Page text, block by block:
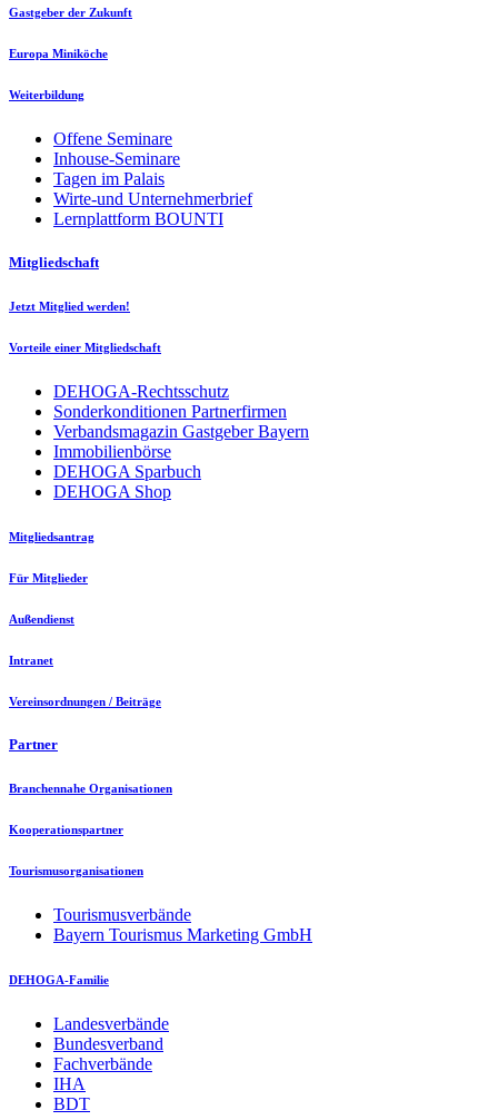
Gastgeber der Zukunft
Europa Miniköche
Weiterbildung
Offene Seminare
Inhouse-Seminare
Tagen im Palais
Wirte-und Unternehmerbrief
Lernplattform BOUNTI
Mitgliedschaft
Jetzt Mitglied werden!
Vorteile einer Mitgliedschaft
DEHOGA-Rechtsschutz
Sonderkonditionen Partnerfirmen
Verbandsmagazin Gastgeber Bayern
Immobilienbörse
DEHOGA Sparbuch
DEHOGA Shop
Mitgliedsantrag
Für Mitglieder
Außendienst
Intranet
Vereinsordnungen / Beiträge
Partner
Branchennahe Organisationen
Kooperationspartner
Tourismusorganisationen
Tourismusverbände
Bayern Tourismus Marketing GmbH
DEHOGA-Familie
Landesverbände
Bundesverband
Fachverbände
IHA
BDT